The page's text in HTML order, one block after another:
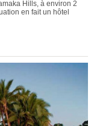
Hills, à environ 2
en fait un hôtel